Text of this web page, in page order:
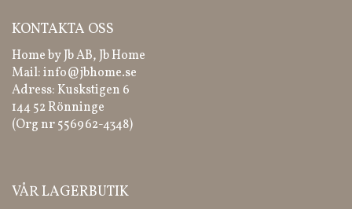
KONTAKTA OSS
Home by Jb AB, Jb Home
Mail:info@jbhome.se
Adress: Kuskstigen 6
144 52 Rönninge
(Org nr 556962-4348)
VÅR LAGERBUTIK